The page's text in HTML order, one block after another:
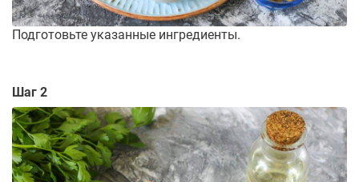
Подготовьте указанные ингредиенты.
Шаг 2